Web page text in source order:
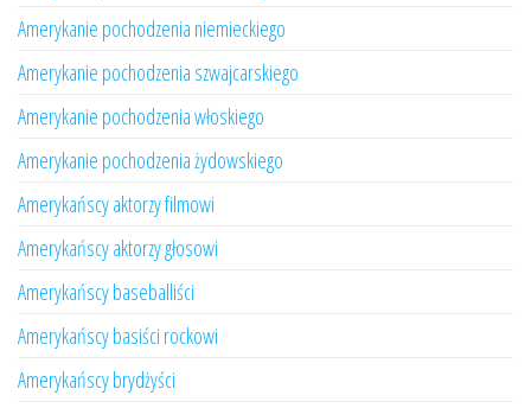
Amerykanie pochodzenia niemieckiego
Amerykanie pochodzenia szwajcarskiego
Amerykanie pochodzenia włoskiego
Amerykanie pochodzenia żydowskiego
Amerykańscy aktorzy filmowi
Amerykańscy aktorzy głosowi
Amerykańscy baseballiści
Amerykańscy basiści rockowi
Amerykańscy brydżyści